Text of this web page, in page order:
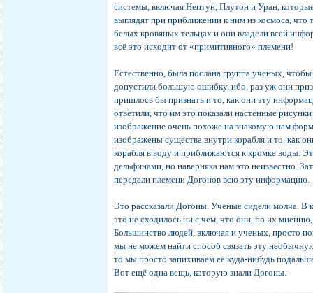
системы, включая Нептун, Плутон и Уран,
выглядят при приближении к ним из космоса,
белых кровяных тельцах и они владели всей
всё это исходит от «примитивного» племени!
Естественно, была послана группа ученых,
допустили большую ошибку, ибо, раз уж они
пришлось бы признать и то, как они эту
ответили, что им это показали настенные
изображение очень похоже на знакомую нам
изображены существа внутри корабля и то, как
корабля в воду и приближаются к кромке воды.
дельфинами, но наверняка нам это неизвестно.
передали племени Догонов всю эту информацию.
Это рассказали Догоны. Ученые сидели молча. В
это не сходилось ни с чем, что они, по их
Большинство людей, включая и ученых, просто
мы не можем найти способ связать эту
то мы просто запихиваем её куда-нибудь
Вот ещё одна вещь, которую знали Догоны.